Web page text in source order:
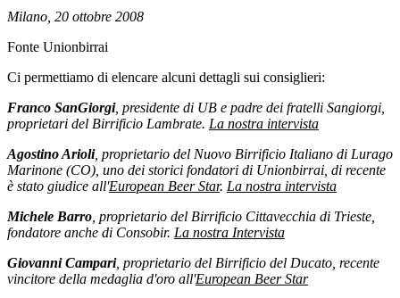
Milano, 20 ottobre 2008
Fonte Unionbirrai
Ci permettiamo di elencare alcuni dettagli sui consiglieri:
Franco SanGiorgi, presidente di UB e padre dei fratelli Sangiorgi,
proprietari del Birrificio Lambrate. La nostra intervista
Agostino Arioli, proprietario del Nuovo Birrificio Italiano di Lurago
Marinone (CO), uno dei storici fondatori di Unionbirrai, di recente
è stato giudice all'European Beer Star. La nostra intervista
Michele Barro , proprietario del Birrificio Cittavecchia di Trieste,
fondatore anche di Consobir. La nostra Intervista
Giovanni Campari, proprietario del Birrificio del Ducato, recente
vincitore della medaglia d'oro all'European Beer Star